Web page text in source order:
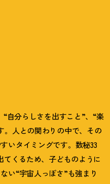
自分らしさを出すこと”、“楽
。人との関わりの中で、その
いタイミングです。数秘33
てくるため、子どものように
い“宇宙人っぽさ”も強まり